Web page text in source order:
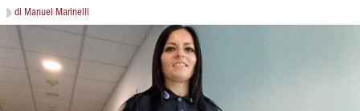
di Manuel Marinelli